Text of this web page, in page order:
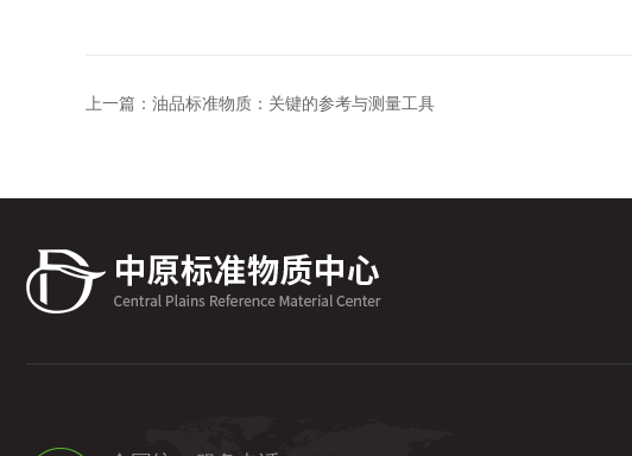
上一篇： 油品标准物质：关键的参考与测量工具